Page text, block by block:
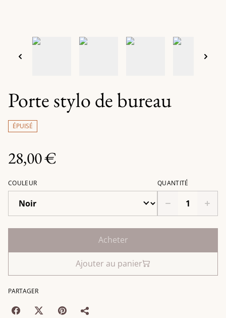
Porte stylo de bureau
ÉPUISÉ
28,00 €
COULEUR QUANTITÉ
Acheter
Ajouter au panier
PARTAGER